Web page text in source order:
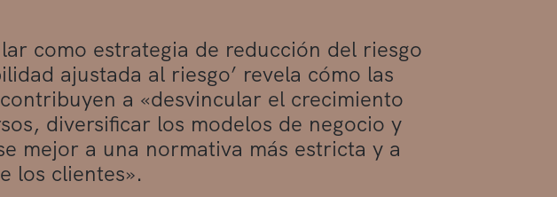
como estrategia de reducción del riesgo
ajustada al riesgo’ revela cómo las
a «desvincular el crecimiento
diversificar los modelos de negocio y
mejor a una normativa más estricta y a
los clientes».